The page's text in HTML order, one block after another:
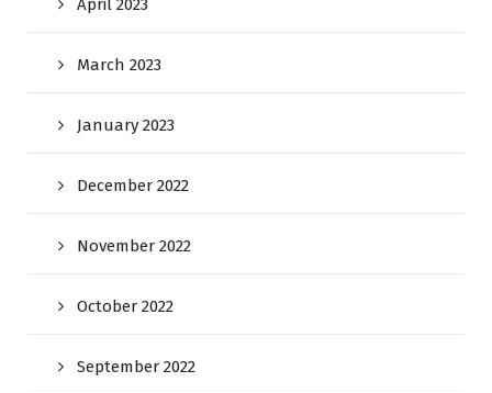
April 2023
March 2023
January 2023
December 2022
November 2022
October 2022
September 2022